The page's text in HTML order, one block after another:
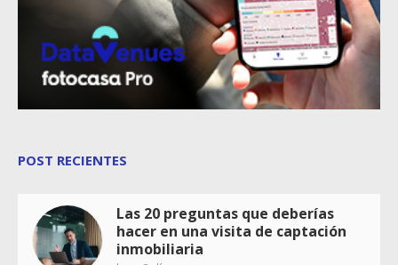
POST RECIENTES
Las 20 preguntas que deberías
hacer en una visita de captación
inmobiliaria